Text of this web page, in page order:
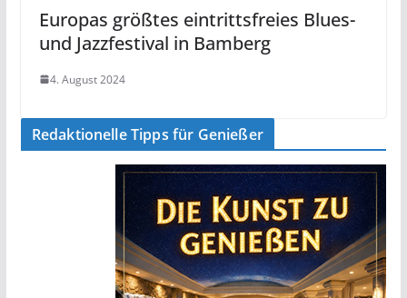
Europas größtes eintrittsfreies Blues-
und Jazzfestival in Bamberg
4. August 2024
Redaktionelle Tipps für Genießer